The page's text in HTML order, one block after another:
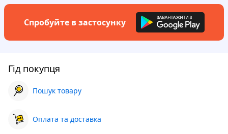
Спробуйте в застосунку
Гід покупця
Пошук товару
Оплата та доставка